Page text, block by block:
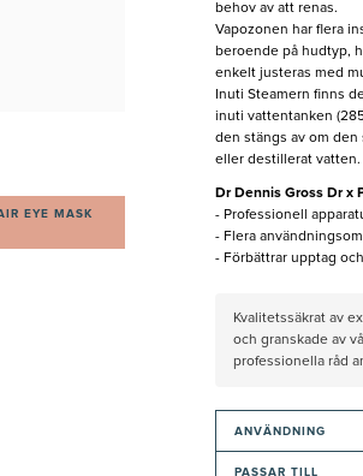
EYE MASK
behov av att renas.
Vapozonen har flera
beroende på hudtyp,
enkelt justeras med
Inuti Steamern finns
inuti vattentanken
den stängs av om den
eller destillerat vatten.
Dr Dennis Gross Dr x
- Professionell
- Flera
- Förbättrar upptag
Kvalitetssäkrat av
och granskade av
professionella råd
ANVÄNDNING
PASSAR TILL